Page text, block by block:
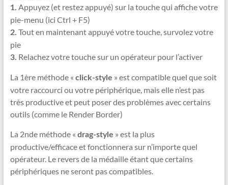
1. Appuyez (et restez appuyé) sur la touche qui affiche votre
pie-menu (ici Ctrl + F5)
2. Tout en maintenant appuyé votre touche, survolez votre
pie
3. Relachez votre touche sur un opérateur pour l’activer
La 1ère méthode « click-style » est compatible quel que soit
votre raccourci ou votre périphérique, mais elle n’est pas
très productive et peut poser des problèmes avec certains
outils (comme le Render Border)
La 2nde méthode « drag-style » est la plus
productive/efficace et fonctionnera sur n’importe quel
opérateur. Le revers de la médaille étant que certains
périphériques ne seront pas compatibles.